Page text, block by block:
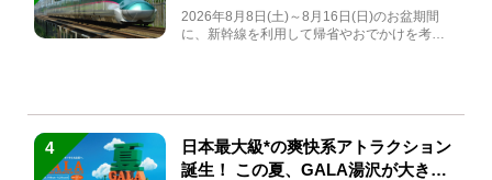
急券も解説
2026年8月8日(土)～8月16日(日)のお盆期間
に、新幹線を利用して帰省やおでかけを考え
4
日本最大級*の爽快系アトラクション
誕生！ この夏、GALA湯沢が大きく